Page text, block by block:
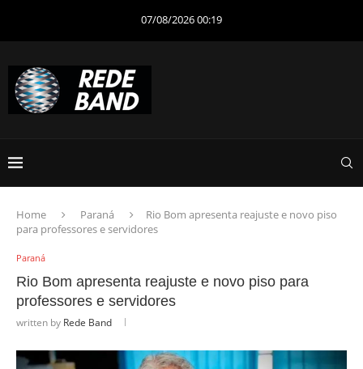
07/08/2026 00:19
Home Paraná
Rio Bom apresenta reajuste e novo piso
para professores e servidores
Paraná
Rio Bom apresenta reajuste e novo piso para
professores e servidores
written by Rede Band